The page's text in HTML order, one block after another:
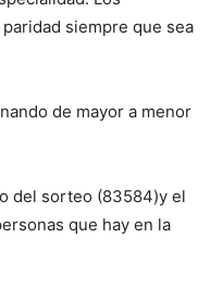
siempre que sea
de mayor a menor
del sorteo (83584)y el
que hay en la